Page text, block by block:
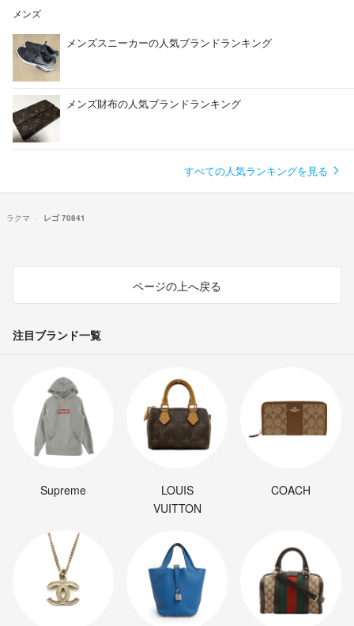
メンズ
メンズスニーカーの人気ブランドランキング
メンズ財布の人気ブランドランキング
すべての人気ランキングを見る
ラクマ レゴ 70841
ページの上へ戻る
注目ブランド一覧
Supreme
LOUIS
VUITTON
COACH